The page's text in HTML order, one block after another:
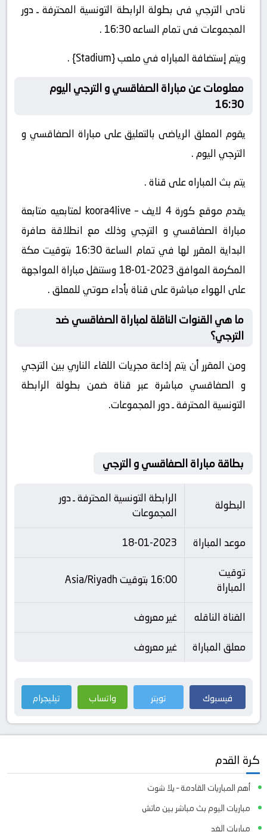
نادى الترجي فى بطولة الرابطة التونسية المحترفة ـ دور
المجموعات فى تمام الساعه 16:30 .
ويتم إستضافة المباراه في ملعب {Stadium} .
معلومات عن مباراة الصفاقسي و الترجي اليوم
16:30
يقوم المعلق الرياضى بالتعليق على مباراة الصفاقسي و
الترجي اليوم .
يتم بث المباراه على قناة .
يقدم موقع كورة 4 لايف – koora4live لمتابعيه متابعة
مباراة الصفاقسي و الترجي وذلك مع انطلاقة صافرة
البداية المقرر لها في تمام الساعة 16:30 بتوقيت مكة
المكرمة الموافق 2023-01-18 وستنقل مباراة المواجهة
على الهواء مباشرة على قناة بأداء صوتي للمعلق .
ما هي القنوات الناقلة لمباراة الصفاقسي ضد
الترجي؟
ومن المقرر أن يتم إذاعة مجريات اللقاء الناري بين الترجي
و الصفاقسي مباشرة عبر قناة ضمن بطولة الرابطة
التونسية المحترفة ـ دور المجموعات.
بطاقة مباراة الصفاقسي و الترجي
البطولة
الرابطة التونسية المحترفة ـ دور
المجموعات
موعد المباراة
18-01-2023
توقيت
المباراة
16:00 بتوقيت Asia/Riyadh
القناة الناقله
غير معروف
معلق المباراة
غير معروف
فيسبوك تويتر واتساب تيليجرام
كرة القدم
أهم المباريات القادمة – يلا شوت
مباريات اليوم بث مباشر بين ماتش
مباريات الغد